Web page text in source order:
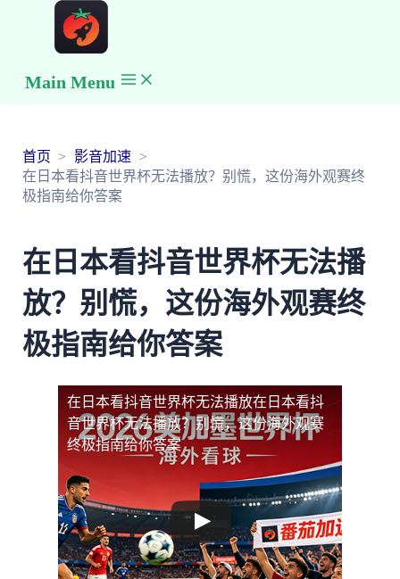
Main Menu
首页
影音加速
在日本看抖音世界杯无法播放？别慌，这份海外观赛终
极指南给你答案
在日本看抖音世界杯无法播
放？别慌，这份海外观赛终
极指南给你答案
在日本看抖音世界杯无法播放在日本看抖
音世界杯无法播放？别慌，这份海外观赛
终极指南给你答案